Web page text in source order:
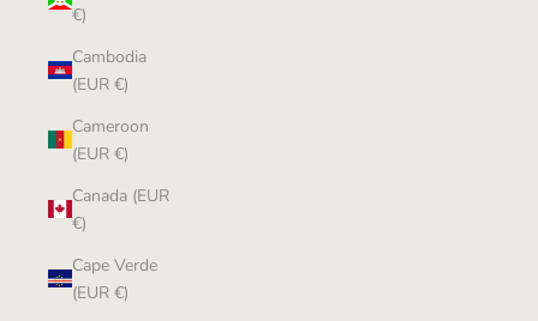
€)
Cambodia
(EUR €)
Cameroon
(EUR €)
Canada (EUR
€)
Cape Verde
(EUR €)